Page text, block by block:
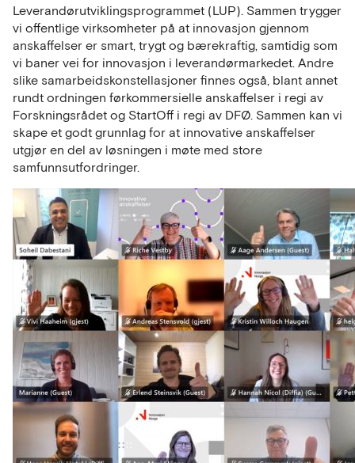
Leverandørutviklingsprogrammet (LUP). Sammen trygger
vi offentlige virksomheter på at innovasjon gjennom
anskaffelser er smart, trygt og bærekraftig, samtidig som
vi baner vei for innovasjon i leverandørmarkedet. Andre
slike samarbeidskonstellasjoner finnes også, blant annet
rundt ordningen førkommersielle anskaffelser i regi av
Forskningsrådet og StartOff i regi av DFØ. Sammen kan vi
skape et godt grunnlag for at innovative anskaffelser
utgjør en del av løsningen i møte med store
samfunnsutfordringer.